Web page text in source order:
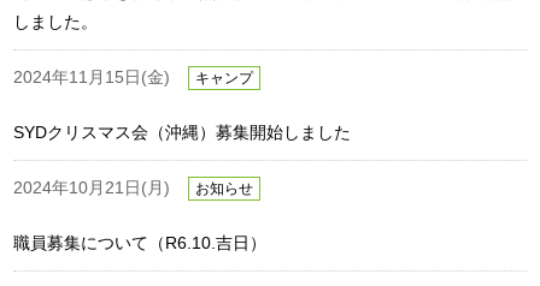
しました。
2024年11月15日(金) キャンプ
SYDクリスマス会（沖縄）募集開始しました
2024年10月21日(月) お知らせ
職員募集について（R6.10.吉日）